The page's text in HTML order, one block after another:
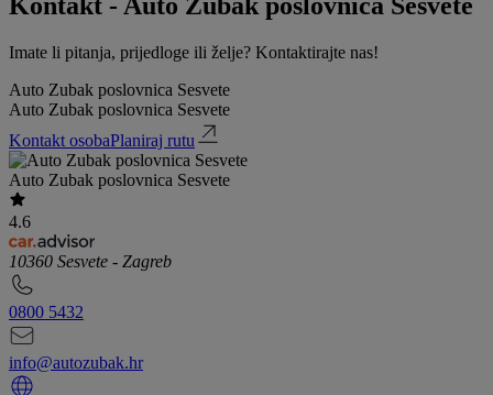
Imate li pitanja, prijedloge ili želje? Kontaktirajte nas!
Auto Zubak poslovnica Sesvete
Auto Zubak poslovnica Sesvete
Kontakt osobaPlaniraj rutu
Auto Zubak poslovnica Sesvete
4.6
10360 Sesvete - Zagreb
0800 5432
info@autozubak.hr